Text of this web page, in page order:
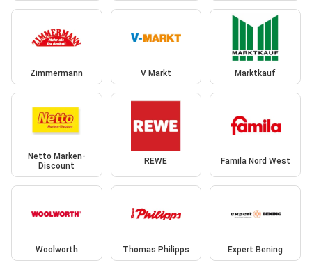
Zimmermann V Markt Marktkauf
Netto Marken-
Discount
REWE Famila Nord West
Woolworth Thomas Philipps Expert Bening